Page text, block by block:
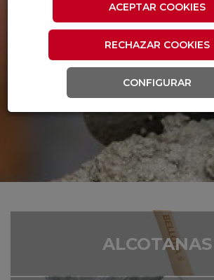
ALCOTANAS
ACEPTAR COOKIES
RECHAZAR COOKIES
CONFIGURAR